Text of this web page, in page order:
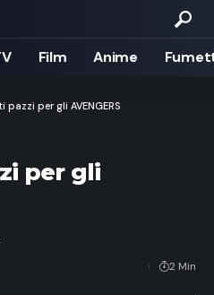
Film Anime
pazzi per gli AVENGERS
per gli
2 Min